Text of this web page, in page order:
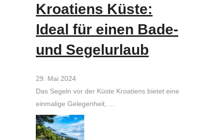
Kroatiens Küste:
Ideal für einen Bade-
und Segelurlaub
29. Mai 2024
Das Segeln vor der Küste Kroatiens bietet eine
einmalige Gelegenheit, …